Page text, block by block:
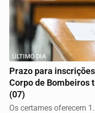
ÚLTIMO DIA
Prazo para
Corpo de Bombeiros
(07)
Os certames oferecem